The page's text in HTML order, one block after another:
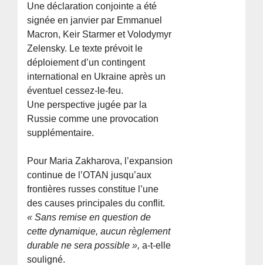
Une déclaration conjointe a été
signée en janvier par Emmanuel
Macron, Keir Starmer et Volodymyr
Zelensky. Le texte prévoit le
déploiement d’un contingent
international en Ukraine après un
éventuel cessez-le-feu.
Une perspective jugée par la
Russie comme une provocation
supplémentaire.
Pour Maria Zakharova, l’expansion
continue de l’OTAN jusqu’aux
frontières russes constitue l’une
des causes principales du conflit.
« Sans remise en question de
cette dynamique, aucun règlement
durable ne sera possible », a-t-elle
souligné.